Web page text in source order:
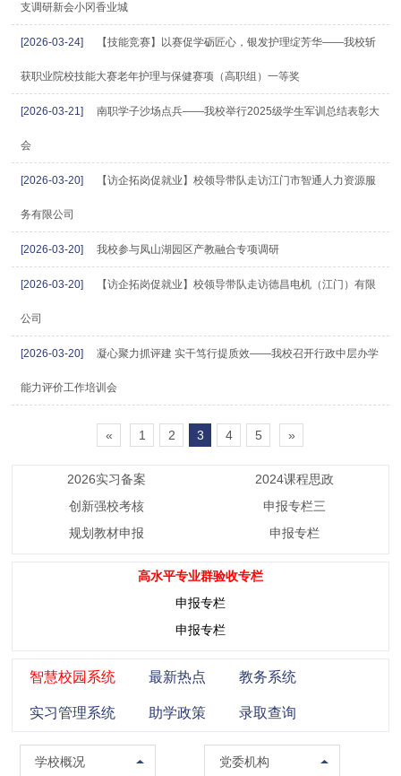
支调研新会小冈香业城
[2026-03-24] 【技能竞赛】以赛促学砺匠心，银发护理绽芳华——我校斩
获职业院校技能大赛老年护理与保健赛项（高职组）一等奖
[2026-03-21] 南职学子沙场点兵——我校举行2025级学生军训总结表彰大
会
[2026-03-20] 【访企拓岗促就业】校领导带队走访江门市智通人力资源服
务有限公司
[2026-03-20] 我校参与凤山湖园区产教融合专项调研
[2026-03-20] 【访企拓岗促就业】校领导带队走访德昌电机（江门）有限
公司
[2026-03-20] 凝心聚力抓评建 实干笃行提质效——我校召开行政中层办学
能力评价工作培训会
« 1 2 3 4 5 »
2026实习备案
2024课程思政
创新强校考核
申报专栏三
规划教材申报
申报专栏
高水平专业群验收专栏
申报专栏
申报专栏
智慧校园系统
实习管理系统
最新热点
助学政策
教务系统
录取查询
学校概况
学校概况 党委机构
党委组织部（党校）